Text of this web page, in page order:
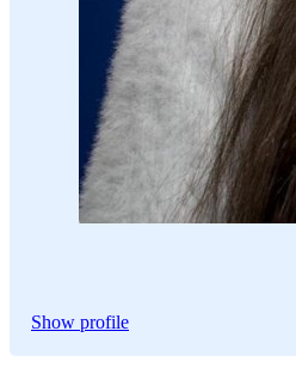
Show profile